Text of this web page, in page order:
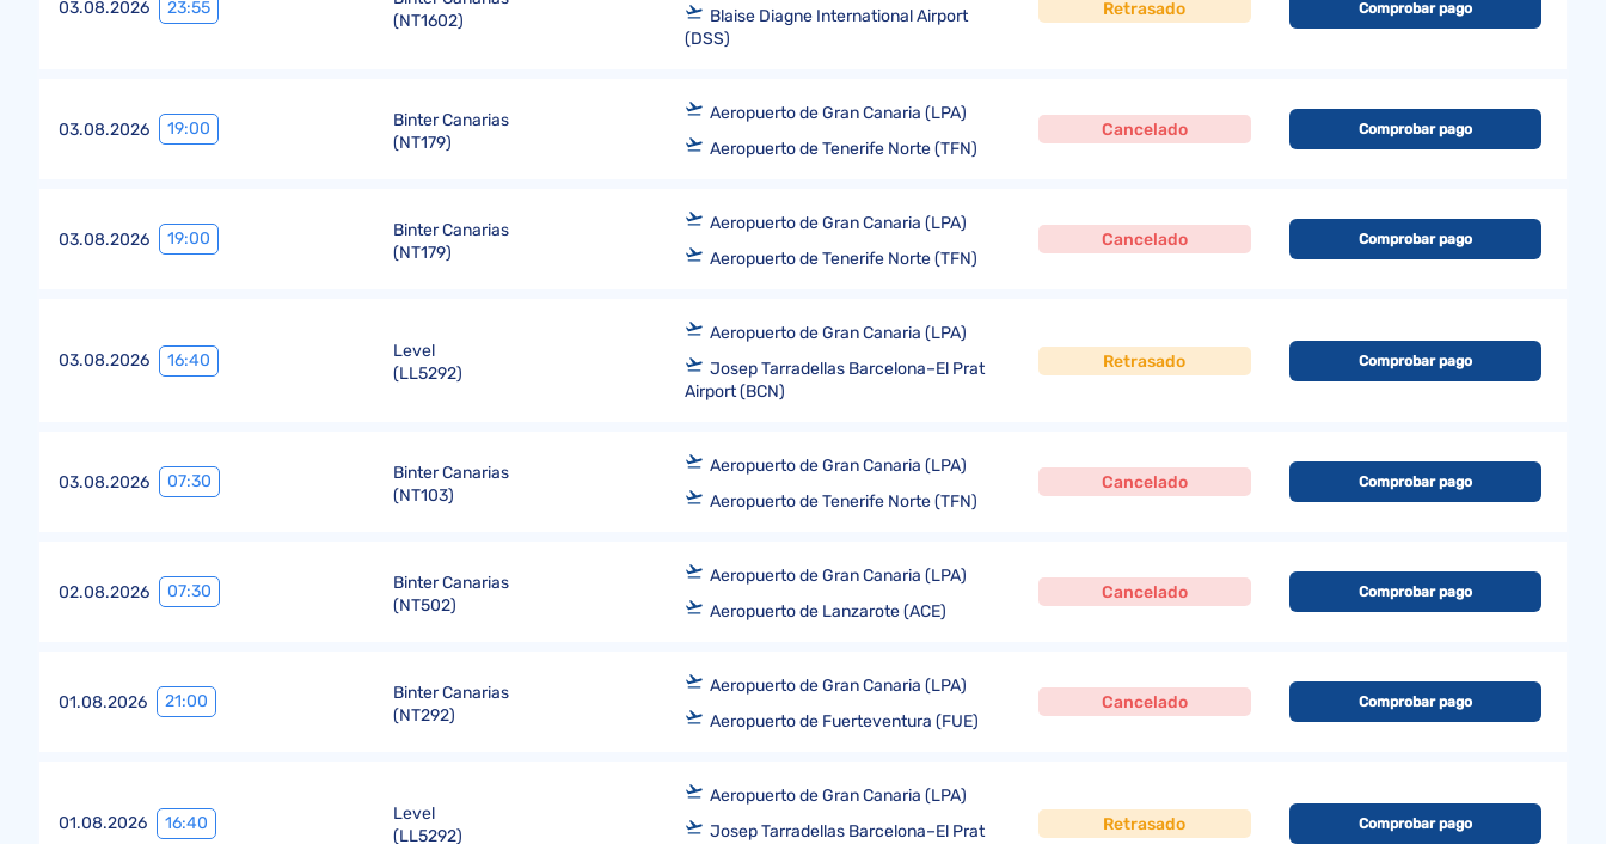
03.08.2026 23:55
(NT1602)
Blaise Diagne International Airport
(DSS)
Retrasado Comprobar pago
03.08.2026 19:00
Binter Canarias
(NT179)
Aeropuerto de Gran Canaria (LPA)
Aeropuerto de Tenerife Norte (TFN)
Cancelado Comprobar pago
03.08.2026 19:00
Binter Canarias
(NT179)
Aeropuerto de Gran Canaria (LPA)
Aeropuerto de Tenerife Norte (TFN)
Cancelado Comprobar pago
03.08.2026 16:40
Level
(LL5292)
Aeropuerto de Gran Canaria (LPA)
Josep Tarradellas Barcelona–El Prat
Airport (BCN)
Retrasado Comprobar pago
03.08.2026 07:30
Binter Canarias
(NT103)
Aeropuerto de Gran Canaria (LPA)
Aeropuerto de Tenerife Norte (TFN)
Cancelado Comprobar pago
02.08.2026 07:30
Binter Canarias
(NT502)
Aeropuerto de Gran Canaria (LPA)
Aeropuerto de Lanzarote (ACE)
Cancelado Comprobar pago
01.08.2026 21:00
Binter Canarias
(NT292)
Aeropuerto de Gran Canaria (LPA)
Aeropuerto de Fuerteventura (FUE)
Cancelado Comprobar pago
01.08.2026 16:40
Level
(LL5292)
Aeropuerto de Gran Canaria (LPA)
Josep Tarradellas Barcelona–El Prat
Retrasado Comprobar pago